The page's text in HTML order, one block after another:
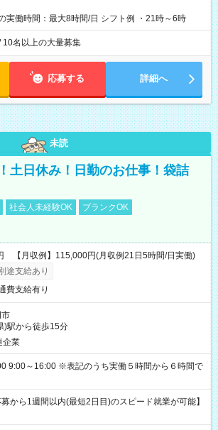
実働時間：最大8時間/日 シフト例 ・21時～6時
10名以上の大量募集
応募する 詳細へ
未読
土日休み！日勤のお仕事！袋詰
社会人未経験OK
ブランクOK
【月収例】115,000円(月収例21日5時間/日実働)
途支給あり
費支給有り
)駅から徒歩15分
企業
記のうち実働５時間から６時間で
から1週間以内(最短2日目)のスピード就業が可能】